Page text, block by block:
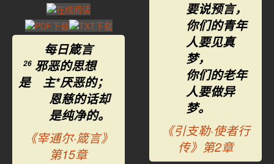
每日箴言
26 邪恶的思想
是 主*厌恶的；
恩慈的话却
是纯净的。
《宰逋尔·箴言》
第15章
要说预言，
你们的青年
人要见真
梦，
你们的老年
人要做异
梦。
《引支勒·使者行
传》第2章